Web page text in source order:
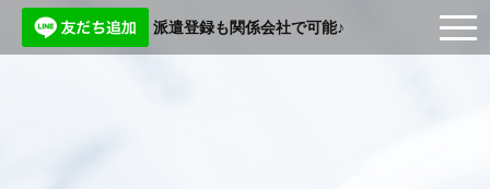
派遣登録も関係会社で可能♪